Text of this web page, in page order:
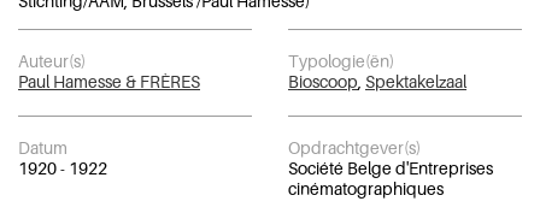
Auteur(s)
Paul Hamesse & FRÈRES
Typologie(ën)
Bioscoop, Spektakelzaal
Datum
1920 - 1922
Opdrachtgever(s)
Société Belge d'Entreprises
cinématographiques